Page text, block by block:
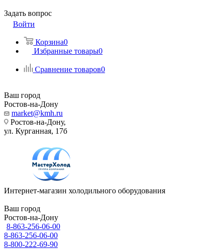
Задать вопрос
Войти
Корзина0
Избранные товары0
Сравнение товаров0
Ваш город
Ростов-на-Дону
market@kmh.ru
Ростов-на-Дону,
ул. Курганная, 17б
Интернет-магазин холодильного оборудования
Ваш город
Ростов-на-Дону
8-863-256-06-00
8-863-256-06-00
8-800-222-69-90